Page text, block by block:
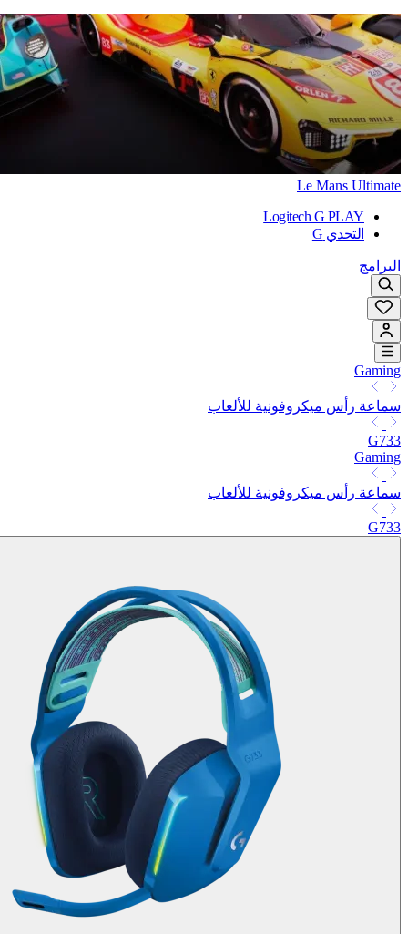
Le Mans Ultimate
Logitech G PLAY
التحدي G
البرامج
Gaming
سماعة رأس ميكروفونية للألعاب
G733
Gaming
سماعة رأس ميكروفونية للألعاب
G733